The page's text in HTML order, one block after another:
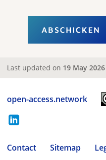
Last updated on 19 May 2026
open-access.network
Contact Sitemap